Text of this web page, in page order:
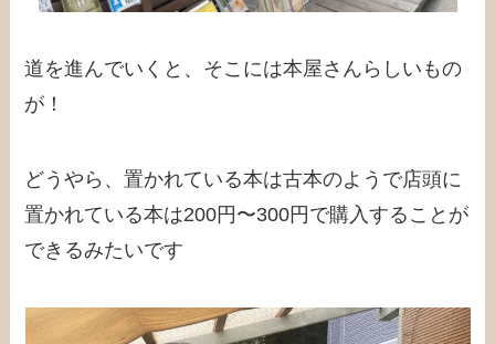
道を進んでいくと、そこには本屋さんらしいもの
が！
どうやら、置かれている本は古本のようで店頭に
置かれている本は200円〜300円で購入することが
できるみたいです